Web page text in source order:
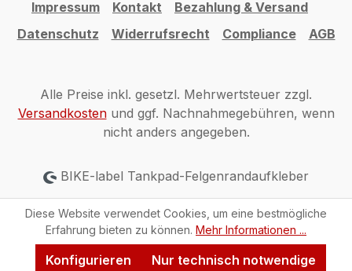
Impressum Kontakt
Bezahlung & Versand
Datenschutz
Widerrufsrecht Compliance AGB
Alle Preise inkl. gesetzl. Mehrwertsteuer zzgl.
Versandkostenund ggf. Nachnahmegebühren, wenn
nicht anders angegeben.
BIKE-label Tankpad-Felgenrandaufkleber
Diese Website verwendet Cookies, um eine bestmögliche
Erfahrung bieten zu können. Mehr Informationen ...
Nur technisch notwendige
Konfigurieren